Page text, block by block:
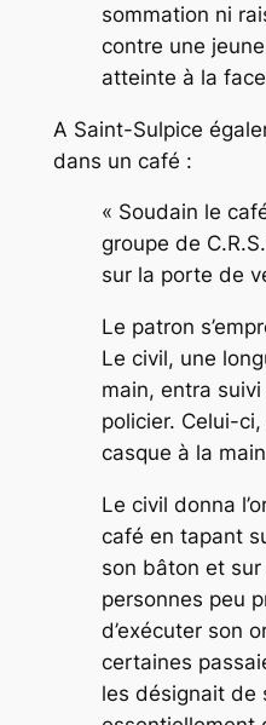
sommation ni
contre une
atteinte à la
A Saint-Sulpice
dans un café :
« Soudain le
groupe de
sur la porte de
Le patron
Le civil, une
main, entra suivi
policier. Celui-
casque à la
Le civil donna
café en tapant
son bâton et
personnes peu
d’exécuter son
certaines
les désignait de